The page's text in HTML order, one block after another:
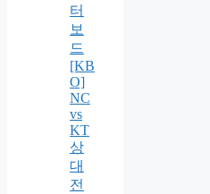
터
보
드
[KB
O]
NC
vs
KT
상
대
전